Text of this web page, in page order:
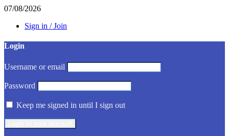
07/08/2026
Sign in / Join
Login
Username or email
Password
Keep me signed in until I sign out